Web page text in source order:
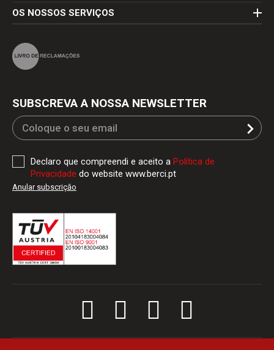
OS NOSSOS SERVIÇOS
SUBSCREVA A NOSSA NEWSLETTER
Declaro que compreendi e aceito a Política de
Privacidade do website www.berci.pt
Anular subscriçăo